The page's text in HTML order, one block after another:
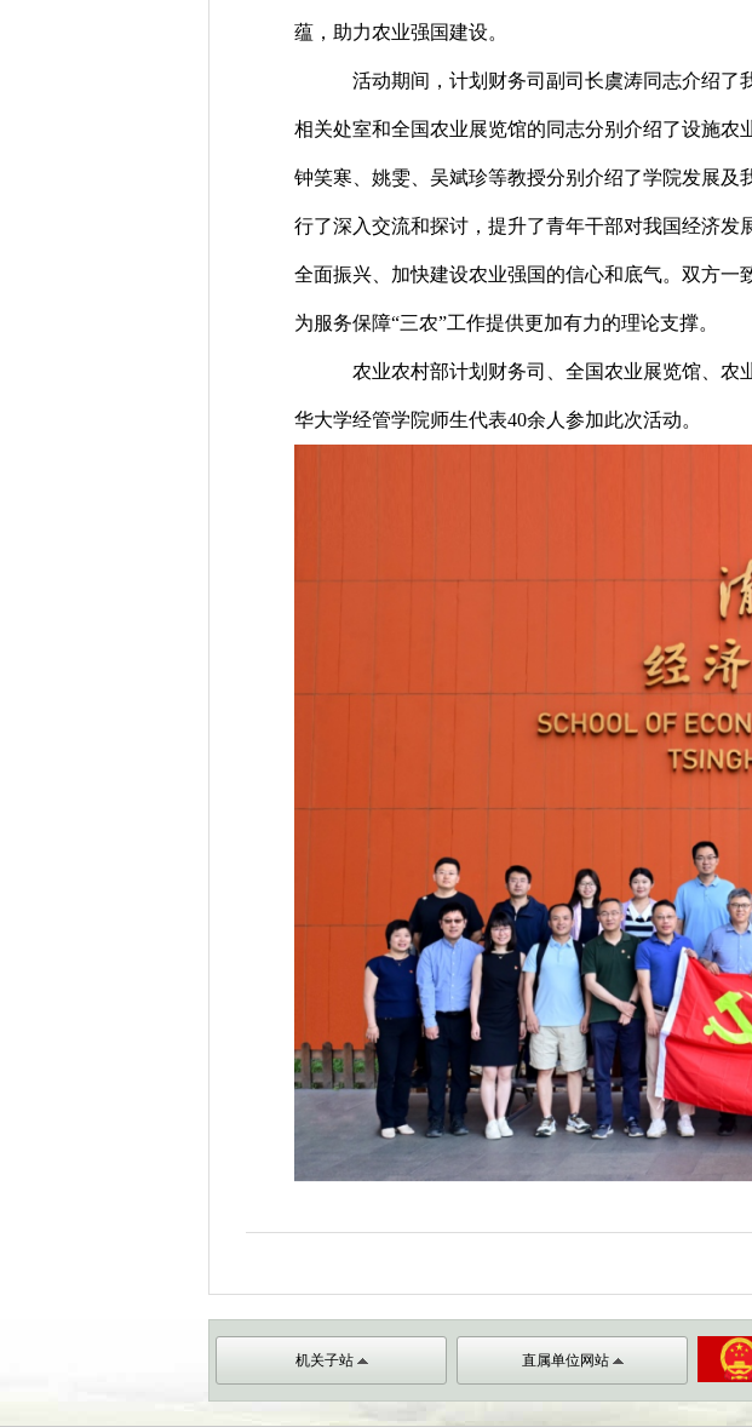
蕴，助力农业强国建设。
活动期间，计划财务司副司长虞涛同志介绍了
相关处室和全国农业展览馆的同志分别介绍了设施农
钟笑寒、姚雯、吴斌珍等教授分别介绍了学院发展
行了深入交流和探讨，提升了青年干部对我国经济
全面振兴、加快建设农业强国的信心和底气。双方一
为服务保障“三农”工作提供更加有力的理论支撑。
农业农村部计划财务司、全国农业展览馆、
华大学经管学院师生代表40余人参加此次活动。
机关子站 直属单位网站